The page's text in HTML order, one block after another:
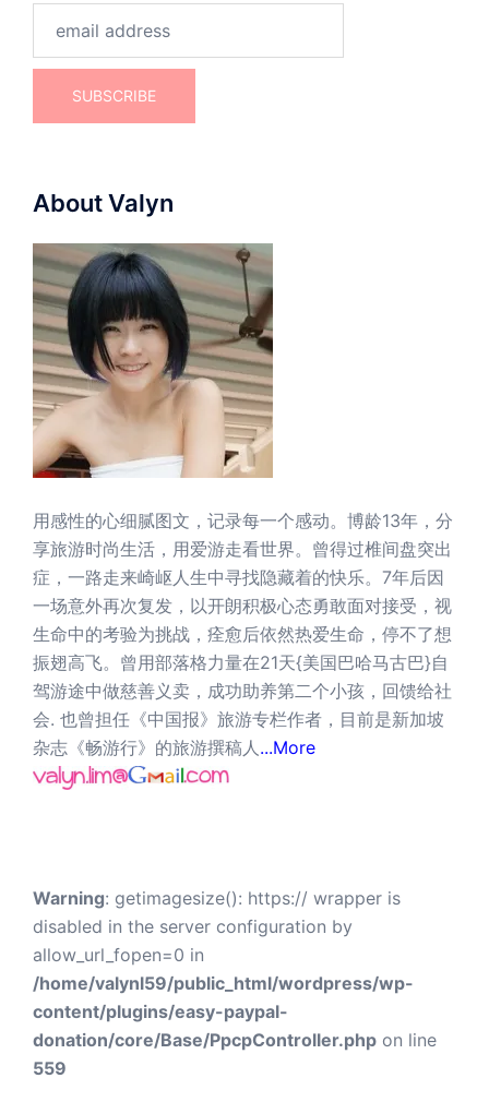
About Valyn
用感性的心细腻图文，记录每一个感动。博龄13年，分
享旅游时尚生活，用爱游走看世界。曾得过椎间盘突出
症，一路走来崎岖人生中寻找隐藏着的快乐。7年后因
一场意外再次复发，以开朗积极心态勇敢面对接受，视
生命中的考验为挑战，痊愈后依然热爱生命，停不了想
振翅高飞。曾用部落格力量在21天{美国巴哈马古巴}自
驾游途中做慈善义卖，成功助养第二个小孩，回馈给社
会. 也曾担任《中国报》旅游专栏作者，目前是新加坡
杂志《畅游行》的旅游撰稿人 ...More
Warning: getimagesize(): https:// wrapper is
disabled in the server configuration by
allow_url_fopen=0 in
/home/valynl59/public_html/wordpress/wp-
content/plugins/easy-paypal-
donation/core/Base/PpcpController.php on line
559